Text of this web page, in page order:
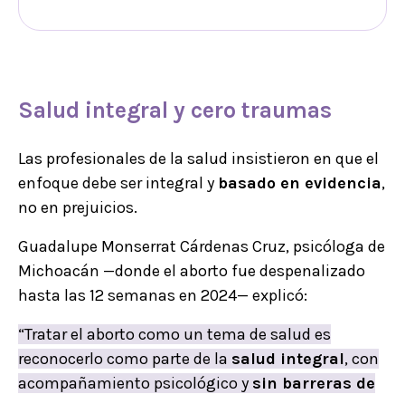
Salud integral y cero traumas
Las profesionales de la salud insistieron en que el
enfoque debe ser integral y basado en evidencia,
no en prejuicios.
Guadalupe Monserrat Cárdenas Cruz, psicóloga de
Michoacán —donde el aborto fue despenalizado
hasta las 12 semanas en 2024— explicó:
“Tratar el aborto como un tema de salud es
reconocerlo como parte de la salud integral, con
acompañamiento psicológico y sin barreras de